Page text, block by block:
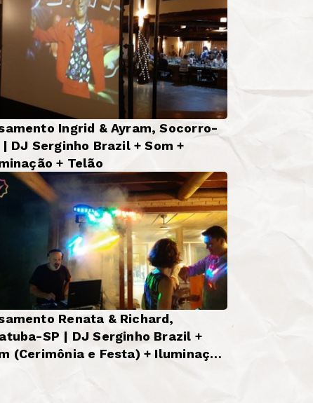
Ingrid & Ayram, Socorro-
| DJ Serginho Brazil + Som +
+ Telão
Renata & Richard,
SP | DJ Serginho Brazil +
(Cerimônia e Festa) + Iluminação